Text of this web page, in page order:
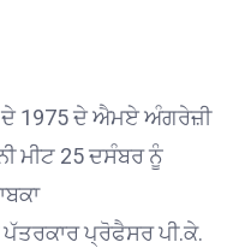
ਦੇ 1975 ਦੇ ਐਮਏ ਅੰਗਰੇਜ਼ੀ
ਮੀਟ 25 ਦਸੰਬਰ ਨੂੰ
ਪ੍ਰੋਫੈਸਰ ਪੀ.ਕੇ.